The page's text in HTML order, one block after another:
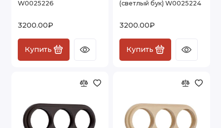
Показать все
W0025226
3200.00₽
Купить
(светлый бук) W0025224
3200.00₽
Купить